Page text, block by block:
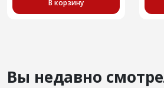
В корзину
Вы недавно